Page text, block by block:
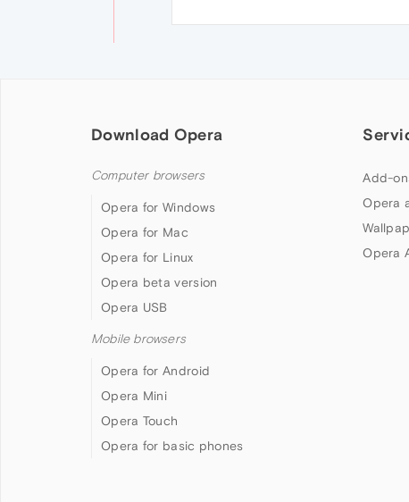
Download Opera
Computer browsers
Opera for Windows
Opera for Mac
Opera for Linux
Opera beta version
Opera USB
Mobile browsers
Opera for Android
Opera Mini
Opera Touch
Opera for basic phones
Add-
Opera
Opera